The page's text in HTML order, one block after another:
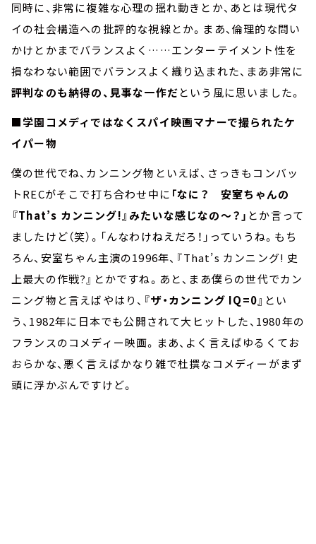
同時に、非常に複雑な心理の揺れ動きとか、あとは現代タ
イの社会構造への批評的な視線とか。まあ、倫理的な問い
かけとかまでバランスよく……エンターテイメント性を
損なわない範囲でバランスよく織り込まれた、まあ非常に
評判なのも納得の、見事な一作だという風に思いました。
■学園コメディではなくスパイ映画マナーで撮られたケ
イパー物
僕の世代でね、カンニング物といえば、さっきもコンバッ
トRECがそこで打ち合わせ中に 「なに？ 安室ちゃんの
『That’s カンニング!』みたいな感じなの～？」 とか言って
ましたけど（笑）。「んなわけねえだろ！」っていうね。もち
ろん、安室ちゃん主演の1996年、『That’s カンニング! 史
上最大の作戦?』とかですね。あと、まあ僕らの世代でカン
ニング物と言えばやはり、 『ザ・カンニング IQ=0』 とい
う、1982年に日本でも公開されて大ヒットした、1980年の
フランスのコメディー映画。まあ、よく言えばゆるくてお
おらかな、悪く言えばかなり雑で杜撰なコメディーがまず
頭に浮かぶんですけど。